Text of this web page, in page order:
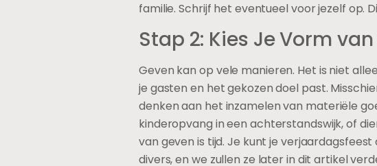
familie. Schrijf het eventueel voor jezelf op.
Stap 2: Kies Je Vorm
Geven kan op vele manieren. Het is niet
je gasten en het gekozen doel past.
denken aan het inzamelen van materiële
kinderopvang in een achterstandswijk, of
van geven is tijd. Je kunt je
divers, en we zullen ze later in dit artikel